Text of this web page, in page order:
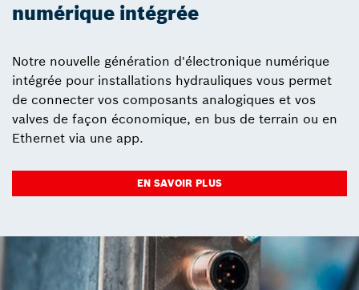
numérique intégrée
Notre nouvelle génération d'électronique numérique
intégrée pour installations hydrauliques vous permet
de connecter vos composants analogiques et vos
valves de façon économique, en bus de terrain ou en
Ethernet via une app.
EN SAVOIR PLUS